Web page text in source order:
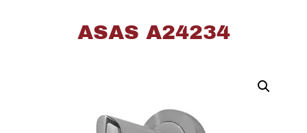
ASAS A24234